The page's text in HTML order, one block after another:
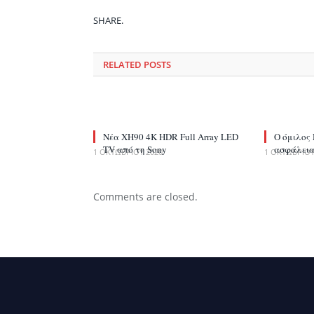
SHARE.
RELATED POSTS
Νέα XH90 4K HDR Full Array LED
TV από τη Sony
1 ΟΚΤΩΒΡΊΟΥ 2020
Ο όμιλος
1
Comments are closed.